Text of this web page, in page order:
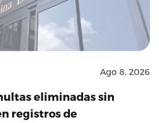
Ago 8, 2026
eliminadas sin
registros de